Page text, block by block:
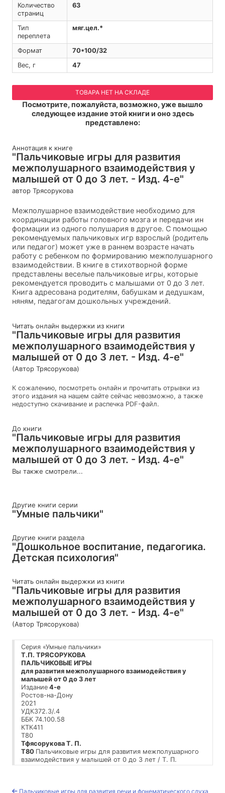
Количество
страниц
63
Тип
переплета
мяг.цел.*
Формат
70*100/32
Вес, г
47
ТОВАРА НЕТ НА СКЛАДЕ
Посмотрите, пожалуйста, возможно, уже вышло
следующее издание этой книги и оно здесь
представлено:
Аннотация к книге
"Пальчиковые игры для развития
межполушарного взаимодействия у
малышей от 0 до 3 лет. - Изд. 4-е"
автор Трясорукова
Межполушарное взаимодействие необходимо для
координации работы головного мозга и передачи ин
формации из одного полушария в другое. С помощью
рекомендуемых пальчиковых игр взрослый (родитель
или педагог) может уже в раннем возрасте начать
работу с ребенком по формированию межполушарного
взаимодействии. В книге в стихотворной форме
представлены веселые пальчиковые игры, которые
рекомендуется проводить с малышами от 0 до 3 лет.
Книга адресована родителям, бабушкам и дедушкам,
няням, педагогам дошкольных учреждений.
Читать онлайн выдержки из книги
"Пальчиковые игры для развития
межполушарного взаимодействия у
малышей от 0 до 3 лет. - Изд. 4-е"
(Автор Трясорукова)
К сожалению, посмотреть онлайн и прочитать отрывки из
этого издания на нашем сайте сейчас невозможно, а также
недоступно скачивание и распечка PDF-файл.
До книги
"Пальчиковые игры для развития
межполушарного взаимодействия у
малышей от 0 до 3 лет. - Изд. 4-е"
Вы также смотрели...
Другие книги серии
"Умные пальчики"
Другие книги раздела
"Дошкольное воспитание, педагогика.
Детская психология"
Читать онлайн выдержки из книги
"Пальчиковые игры для развития
межполушарного взаимодействия у
малышей от 0 до 3 лет. - Изд. 4-е"
(Автор Трясорукова)
Серия «Умные пальчики»
Т.П. ТРЯСОРУКОВА
ПАЛЬЧИКОВЫЕ ИГРЫ
для развития межполушарного взаимодействия у
малышей от 0 до 3 лет
Издание4-е
Ростов-на-Дону
2021
УДК372.3/.4
ББК 74.100.58
КТК411
Т80
ТфясоруковаТ. П.
Т80 Пальчиковые игры для развития межполушарного
взаимодействия у малышей от 0 до 3 лет / Т. П.
Трясорукова. — Изд. 4-е. — Ростов н/Д : Феникс, 2021.
Пальчиковые игры для развития речи и фонематического слуха